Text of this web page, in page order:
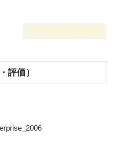
➡︎ 過去の中古相場情報
評価）